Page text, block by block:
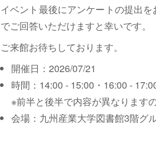
イベント最後にアンケートの提出
でご回答いただけますと幸いです。
ご来館お待ちしております。
開催日：2026/07/21
時間：14:00 - 15:00・16:00 -
※前半と後半で内容が異なります
会場：九州産業大学図書館3階グ